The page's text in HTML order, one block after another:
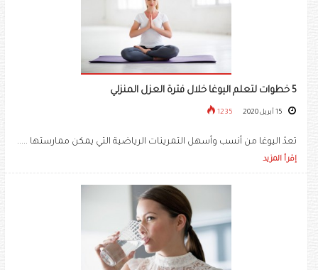
5 خطوات لتعلم اليوغا خلال فترة العزل المنزلي
1235
تعدّ اليوغا من أنسب وأسهل التمرينات الرياضية التي يمكن ممارستها .....
إقرأ المزيد